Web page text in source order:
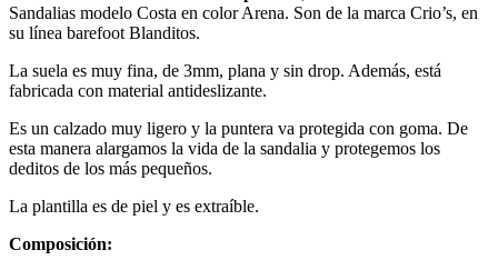
Sandalias modelo Costa en color Arena. Son de la marca Crio’s, en
su línea barefoot Blanditos.
La suela es muy fina, de 3mm, plana y sin drop. Además, está
fabricada con material antideslizante.
Es un calzado muy ligero y la puntera va protegida con goma. De
esta manera alargamos la vida de la sandalia y protegemos los
deditos de los más pequeños.
La plantilla es de piel y es extraíble.
Composición: